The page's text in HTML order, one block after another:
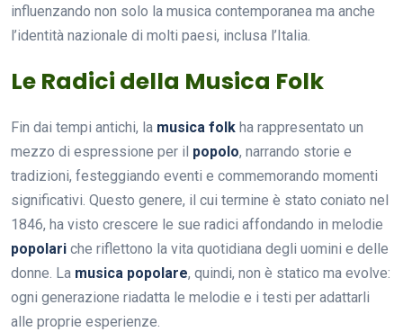
influenzando non solo la musica contemporanea ma anche
l’identità nazionale di molti paesi, inclusa l’Italia.
Le Radici della Musica Folk
Fin dai tempi antichi, la musica folk ha rappresentato un
mezzo di espressione per il popolo, narrando storie e
tradizioni, festeggiando eventi e commemorando momenti
significativi. Questo genere, il cui termine è stato coniato nel
1846, ha visto crescere le sue radici affondando in melodie
popolari che riflettono la vita quotidiana degli uomini e delle
donne. La musica popolare, quindi, non è statico ma evolve:
ogni generazione riadatta le melodie e i testi per adattarli
alle proprie esperienze.